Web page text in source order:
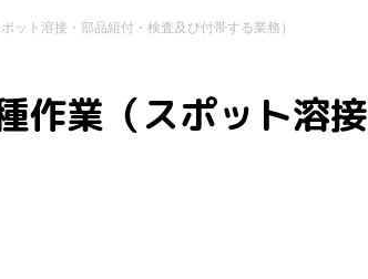
ット溶接・部品組付・検査及び付帯する業務）
作業（スポット溶